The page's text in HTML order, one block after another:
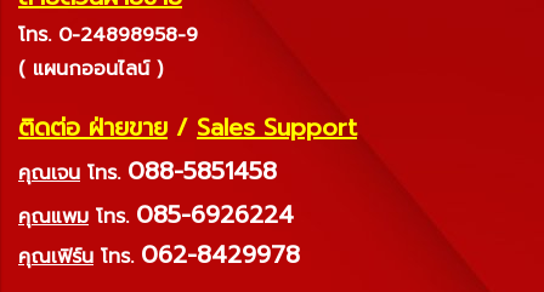
โทร. 0-24898958-9
( แผนกออนไลน์ )
ติดต่อ ฝ่ายขาย / Sales Support
คุณเจน โทร. 088-5851458
คุณแพม โทร. 085-6926224
คุณเฟิร์น โทร. 062-8429978